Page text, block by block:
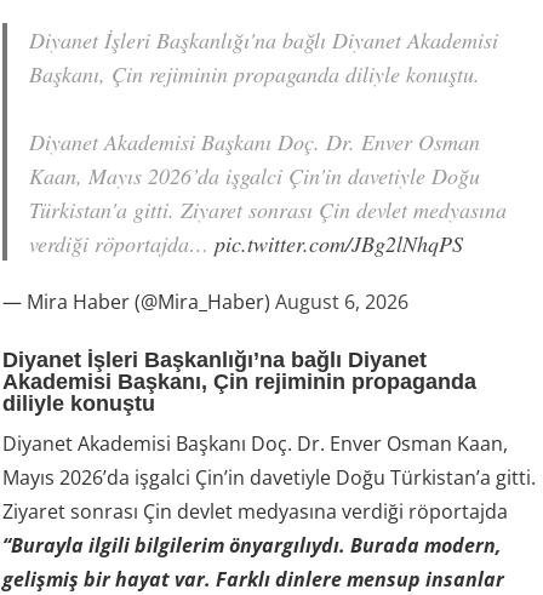
Diyanet İşleri Başkanlığı'na bağlı Diyanet Akademisi
Başkanı, Çin rejiminin propaganda diliyle konuştu.
Diyanet Akademisi Başkanı Doç. Dr. Enver Osman
Kaan, Mayıs 2026’da işgalci Çin'in davetiyle Doğu
Türkistan'a gitti. Ziyaret sonrası Çin devlet medyasına
verdiği röportajda…pic.twitter.com/JBg2lNhqPS
— Mira Haber (@Mira_Haber)August 6, 2026
Diyanet İşleri Başkanlığı’na bağlı Diyanet
Akademisi Başkanı, Çin rejiminin propaganda
diliyle konuştu
Diyanet Akademisi Başkanı Doç. Dr. Enver Osman Kaan,
Mayıs 2026’da işgalci Çin’in davetiyle Doğu Türkistan’a gitti.
Ziyaret sonrası Çin devlet medyasına verdiği röportajda
“Burayla ilgili bilgilerim önyargılıydı. Burada modern,
gelişmiş bir hayat var. Farklı dinlere mensup insanlar